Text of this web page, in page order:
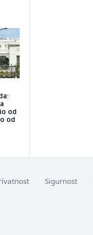
od
od
Sigurnost